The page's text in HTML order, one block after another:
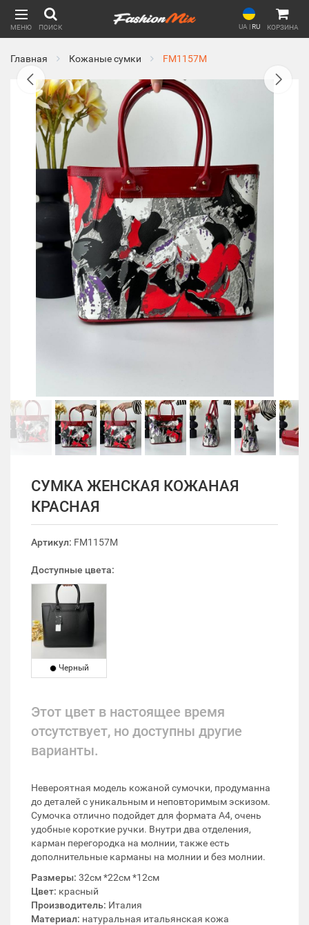
МЕНЮ ПОИСК UA |RU КОРЗИНА
Главная Кожаные сумки FM1157M
СУМКА ЖЕНСКАЯ КОЖАНАЯ
КРАСНАЯ
Артикул: FM1157M
Доступные цвета:
Черный
Этот цвет в настоящее время
отсутствует, но доступны другие
варианты.
Невероятная модель кожаной сумочки, продуманна
до деталей с уникальным и неповторимым эскизом.
Сумочка отлично подойдет для формата А4, очень
удобные короткие ручки. Внутри два отделения,
карман перегородка на молнии, также есть
дополнительные карманы на молнии и без молнии.
Размеры: 32см *22см *12см
Цвет: красный
Производитель: Италия
Материал: натуральная итальянская кожа